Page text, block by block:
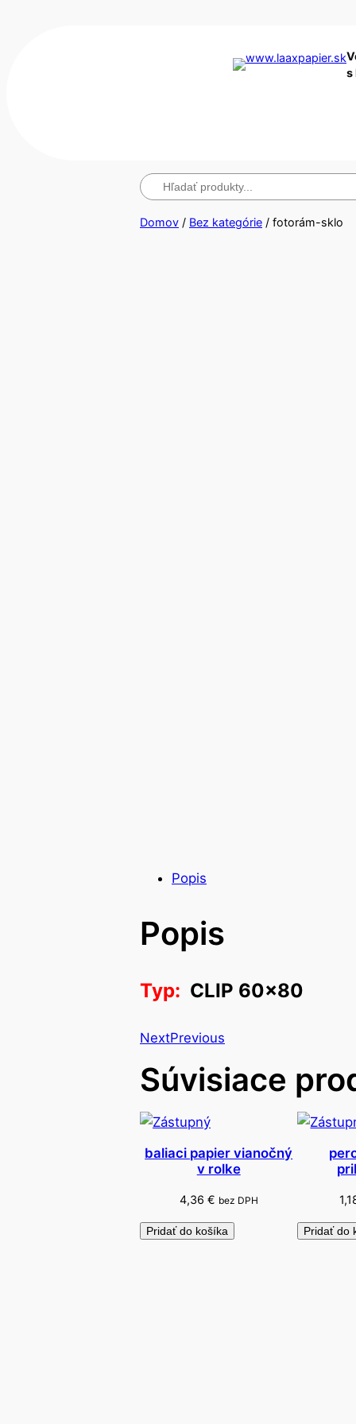
s
Hľadanie
Domov / Bez kategórie / fotorám-sklo
Popis
Popis
Typ: CLIP 60×80
NextPrevious
Súvisiace
baliaci papier vianočný
v rolke
4,36 € bez DPH
Pridať do košíka Pridať do